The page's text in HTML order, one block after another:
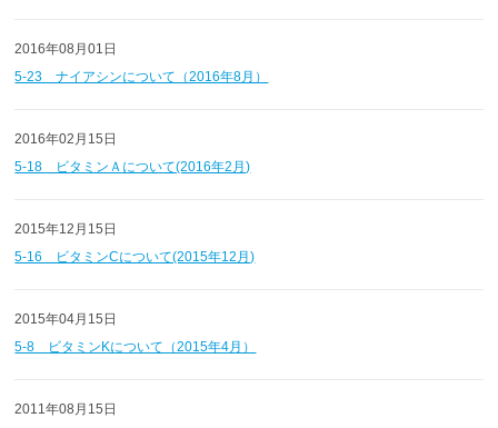
2016年08月01日
5-23 ナイアシンについて（2016年8月）
2016年02月15日
5-18 ビタミンＡについて(2016年2月)
2015年12月15日
5-16 ビタミンCについて(2015年12月)
2015年04月15日
5-8 ビタミンKについて（2015年4月）
2011年08月15日